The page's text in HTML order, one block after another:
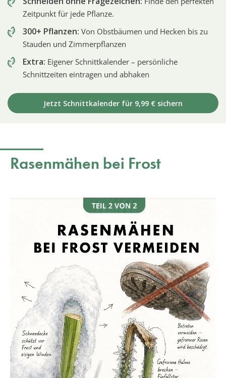
Zeitpunkt für jede Pflanze.
300+ Pflanzen: Von Obstbäumen und Hecken bis zu
Stauden und Zimmerpflanzen
Extra: Eigener Schnittkalender – persönliche
Schnittzeiten eintragen und abhaken
Jetzt Schnittkalender für 9,99 € sichern
Rasenmähen bei Frost